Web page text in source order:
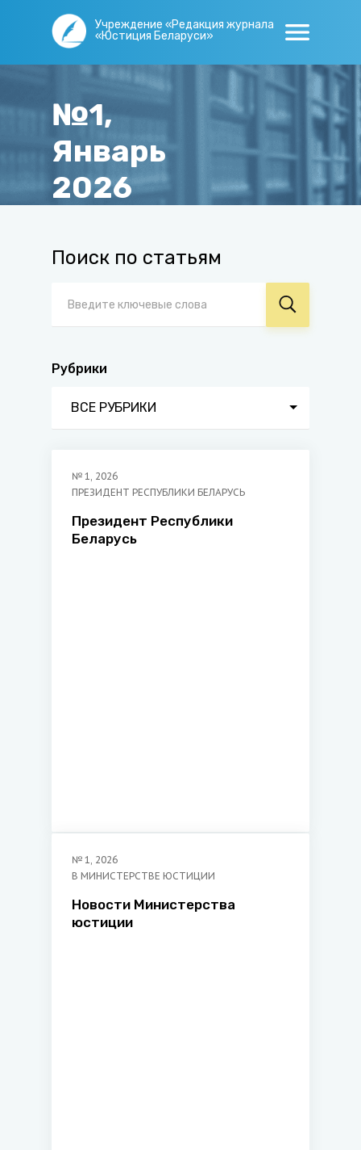
Учреждение «Редакция журнала
«Юстиция Беларуси»
№1,
Январь
2026
Поиск по статьям
Рубрики
ВСЕ РУБРИКИ
№ 1, 2026
ПРЕЗИДЕНТ РЕСПУБЛИКИ БЕЛАРУСЬ
Президент Республики
Беларусь
№ 1, 2026
В МИНИСТЕРСТВЕ ЮСТИЦИИ
Новости Министерства
юстиции